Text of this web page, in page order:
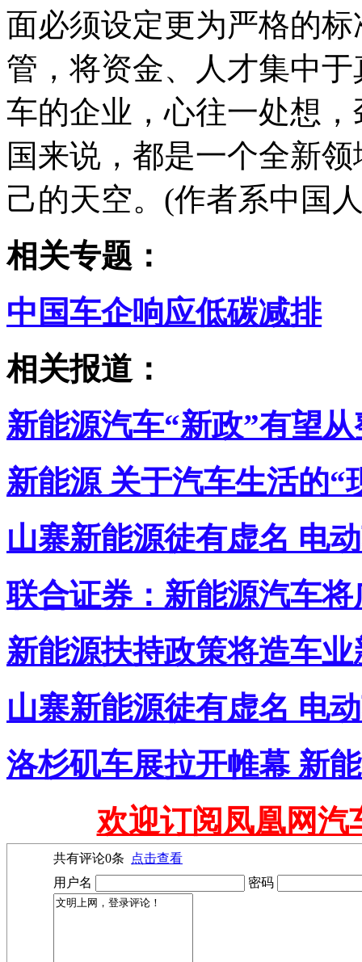
面必须设定更为严格的
管，将资金、人才集中
车的企业，心往一处想
国来说，都是一个全新
己的天空。(作者系中国
相关专题：
中国车企响应低碳减排
相关报道：
新能源汽车“新政”有望
新能源 关于汽车生活的“
山寨新能源徒有虚名 电
联合证券：新能源汽车
新能源扶持政策将造车业
山寨新能源徒有虚名 电
洛杉矶车展拉开帷幕 新
欢迎订阅凤凰网汽
共有评论0条
点击查看
用户名
密码